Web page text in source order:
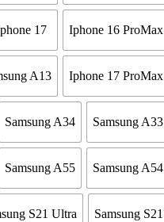
Iphone 16 ProMax
17
Iphone 17 ProMax
A13
Samsung A33
Samsung A34
Samsung A54
Samsung A55
Samsung S21
S21 Ultra